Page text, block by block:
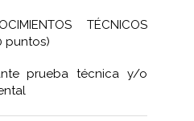
TÉCNICOS
puntos)
prueba técnica y/o